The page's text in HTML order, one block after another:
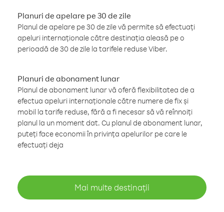
Planuri de apelare pe 30 de zile
Planul de apelare pe 30 de zile vă permite să efectuați
apeluri internaționale către destinația aleasă pe o
perioadă de 30 de zile la tarifele reduse Viber.
Planuri de abonament lunar
Planul de abonament lunar vă oferă flexibilitatea de a
efectua apeluri internaționale către numere de fix și
mobil la tarife reduse, fără a fi necesar să vă reînnoiți
planul la un moment dat. Cu planul de abonament lunar,
puteți face economii în privința apelurilor pe care le
efectuați deja
Mai multe destinații